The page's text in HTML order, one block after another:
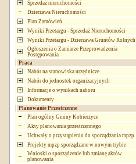
Sprzedaż nieruchomości
Dzierżawa Nieruchomości
Plan Zamówień
Wyniki Przetargu - Sprzedaż Nieruchomości
Wyniki Przetargu - Dzierżawa Gruntów Rolnych
Ogłoszenia o Zamiarze Przeprowadzenia
Postępowania
Praca
Nabór na stanowiska urzędnicze
Nabór do jednostek organizacyjnych
Informacje o wynikach naboru
Dokumenty
Planowanie Przestrzenne
Plan ogólny Gminy Kobierzyce
Akty planowania przestrzennego
Uchwały o przystąpieniu do sporządzania mpzp
Projekty mpzp sporządzane w nowym trybie
Wnioski o sporządzenie lub zmianę aktów
planowania